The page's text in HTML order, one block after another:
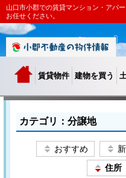
山口市小郡での賃貸マンション・アパ
お任せください。
賃貸物件 建物を買う
カテゴリ：分譲地
おすすめ
住所